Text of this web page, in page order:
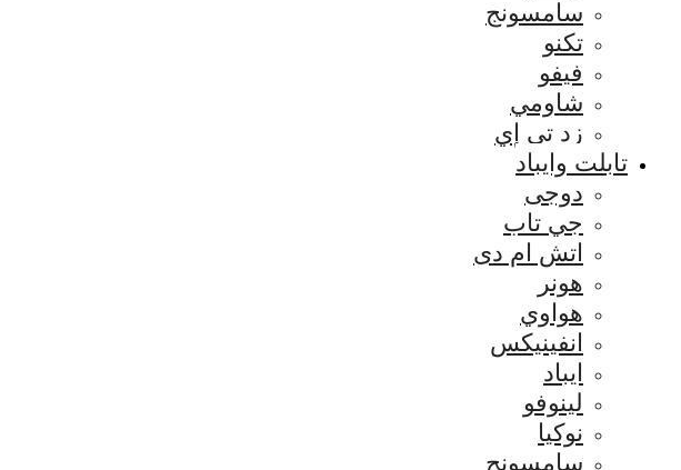
سامسونج
تكنو
فيفو
شاومي
زد تي إي
تابلت وايباد
دوجى
جي تاب
اتش ام دى
هونر
هواوي
انفينيكس
ايباد
لينوفو
نوكيا
سامسونج